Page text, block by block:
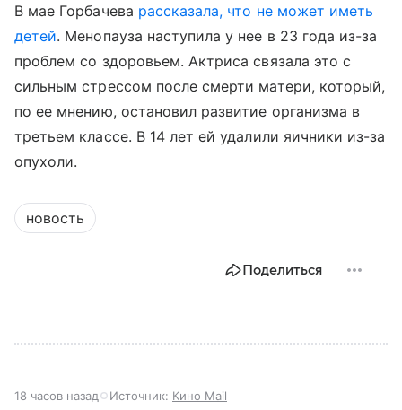
В мае Горбачева рассказала, что не может иметь
детей. Менопауза наступила у нее в 23 года из-за
проблем со здоровьем. Актриса связала это с
сильным стрессом после смерти матери, который,
по ее мнению, остановил развитие организма в
третьем классе. В 14 лет ей удалили яичники из-за
опухоли.
новость
Поделиться
18 часов назад Источник: Кино Mail